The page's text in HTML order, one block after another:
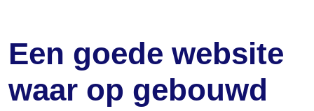
Een goede website
waar op gebouwd